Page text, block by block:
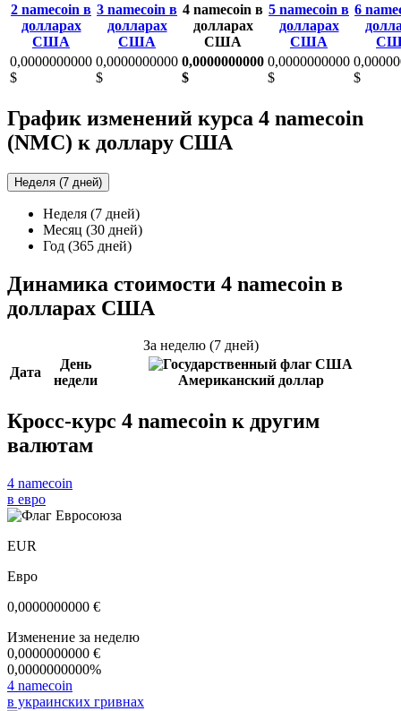
2 namecoin в
долларах
США
3 namecoin в
долларах
США
4 namecoin в
долларах
США
5 namecoin в
долларах
США
6
0,0000000000
$
0,0000000000
$
0,0000000000
$
0,0000000000
$
$
График изменений курса 4 namecoin
(NMC) к доллару США
Неделя (7 дней)
Неделя (7 дней)
Месяц (30 дней)
Год (365 дней)
Динамика стоимости 4 namecoin в
долларах США
За неделю (7 дней)
Дата
День
недели
Американский доллар
Кросс-курс 4 namecoin к другим
валютам
4 namecoin
в евро
EUR
Евро
0,0000000000 €
Изменение за неделю
0,0000000000 €
0,0000000000%
4 namecoin
в украинских гривнах